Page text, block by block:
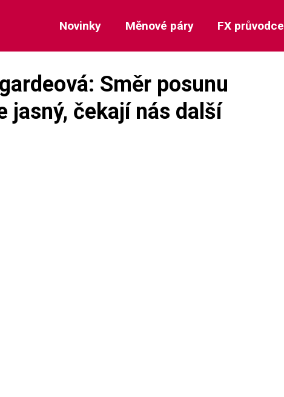
Novinky Měnové páry FX průvodce
Směr posunu
jasný, čekají nás další